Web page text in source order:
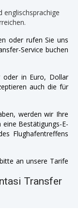
englischsprachige
oder rufen Sie uns
Service buchen
oder in Euro, Dollar
auch die für
werden wir Ihre
Bestätigungs-E-
Flughafentreffens
an unsere Tarife
Transfer